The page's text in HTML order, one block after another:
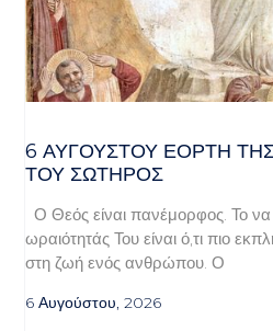
6 ΑΥΓΟΥΣΤΟΥ ΕΟΡΤΗ
ΤΟΥ ΣΩΤΗΡΟΣ
Ο Θεός είναι πανέμορφος. Το να
ωραιότητάς Του είναι ό,τι πιο
στη ζωή ενός ανθρώπου. Ο
6 Αυγούστου, 2026